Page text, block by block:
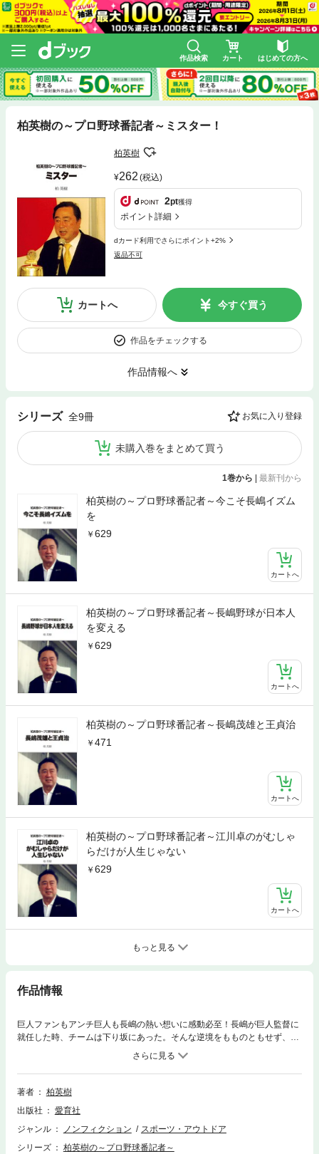
作品検索 カート はじめての方へ
柏英樹の～プロ野球番記者～ミスター！
柏英樹
262 (税込)
2pt獲得
ポイント詳細
dカード利用でさらにポイント+2%
返品不可
カートへ 今すぐ買う
作品をチェックする
作品情報へ
シリーズ 全9冊 お気に入り登録
未購入巻をまとめて買う
1巻から | 最新刊から
柏英樹の～プロ野球番記者～今こそ長嶋イズム
を
629
カートへ
柏英樹の～プロ野球番記者～長嶋野球が日本人
を変える
629
カートへ
柏英樹の～プロ野球番記者～長嶋茂雄と王貞治
471
カートへ
柏英樹の～プロ野球番記者～江川卓のがむしゃ
らだけが人生じゃない
629
カートへ
もっと見る
作品情報
巨人ファンもアンチ巨人も長嶋の熱い想いに感動必至！長嶋が巨人監督に
就任した時、チームは下り坂にあった。そんな逆境をもものともせず、た
ぎる情熱で明るくチームをまとめ、若手選手を育て、ファンを楽しませる
長嶋茂雄。あの時、長嶋は何を考えたのか、そこに貫かれた想いは何であ
ったか。長嶋番記者23年の著者だけが知り得る中間管理職・長嶋茂雄の栄
光と苦悩。これは、全国の野球ファンとミスターに捧げる渾身のオマージ
いて描いた名著が電子で復刻!!
著者
柏英樹
出版社
愛育社
ジャンル
ノンフィクション
スポーツ・アウトドア
シリーズ
柏英樹の～プロ野球番記者～